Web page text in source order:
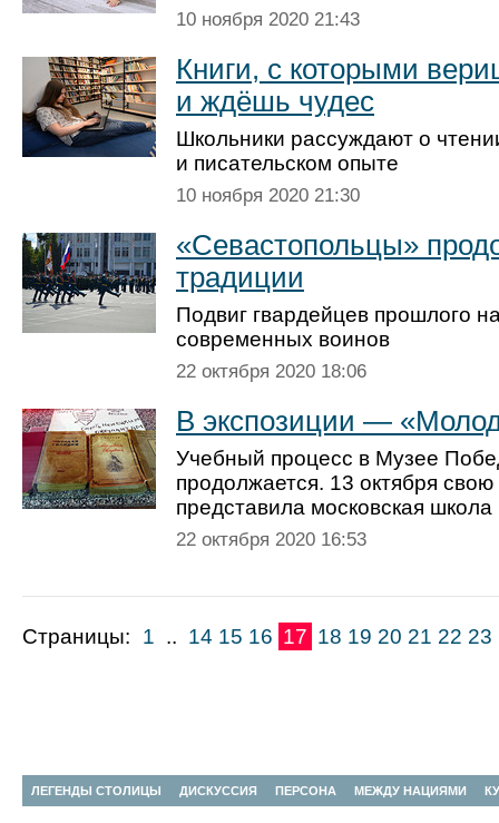
10 ноября 2020 21:43
Книги, с которыми
и ждёшь чудес
Школьники рассуждают о
и писательском опыте
10 ноября 2020 21:30
«Севастопольцы»
традиции
Подвиг гвардейцев прошлого
современных воинов
22 октября 2020 18:06
В экспозиции —
Учебный процесс в Музее
продолжается. 13 октября
представила московская
22 октября 2020 16:53
Страницы: 1 .. 14 15 16 17 18 19 20 21 22 23
ЛЕГЕНДЫ СТОЛИЦЫ ДИСКУССИЯ ПЕРСОНА МЕЖДУ НАЦИЯМИ